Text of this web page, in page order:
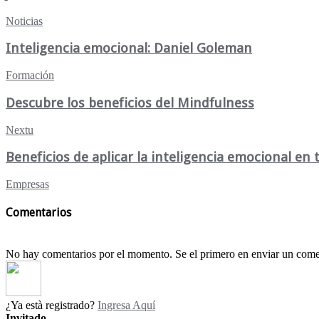
Noticias
Inteligencia emocional: Daniel Goleman
Formación
Descubre los beneficios del Mindfulness
Nextu
Beneficios de aplicar la inteligencia emocional en
Empresas
Comentarios
No hay comentarios por el momento. Se el primero en enviar un
¿Ya està registrado? Ingresa Aquí